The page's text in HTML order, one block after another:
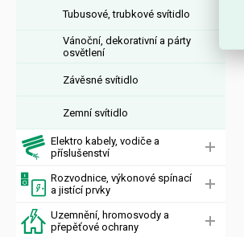
Tubusové, trubkové svítidlo
Vánoční, dekorativní a párty
osvětlení
Závěsné svítidlo
Zemní svítidlo
Elektro kabely, vodiče a
příslušenství
Rozvodnice, výkonové spínací
a jistící prvky
Uzemnění, hromosvody a
přepěťové ochrany